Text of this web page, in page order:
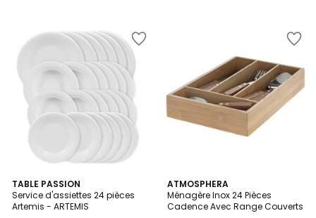
TABLE PASSION
Service d'assiettes 24 pièces
Artemis - ARTEMIS
ATMOSPHERA
Ménagère Inox 24 Pièces
Cadence Avec Range Couverts